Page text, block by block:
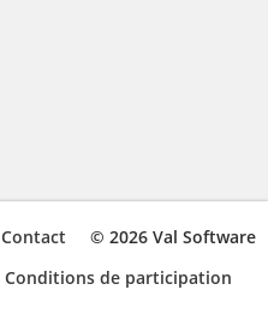
© 2026 Val Software
Contact
Conditions de participation